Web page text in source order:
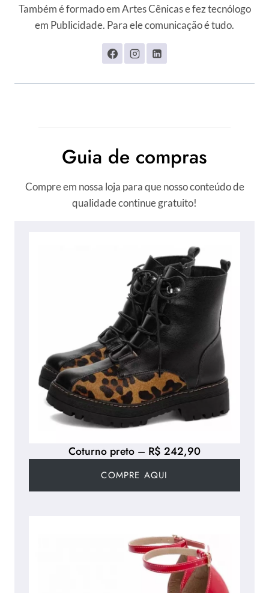
Também é formado em Artes Cênicas e fez tecnólogo
em Publicidade. Para ele comunicação é tudo.
Guia de compras
Compre em nossa loja para que nosso conteúdo de
qualidade continue gratuito!
Coturno preto – R$ 242,90
COMPRE AQUI